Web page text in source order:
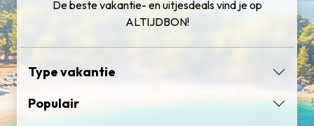
De beste vakantie- en uitjesdeals vind je op
ALTIJDBON!
Type vakantie
Populair